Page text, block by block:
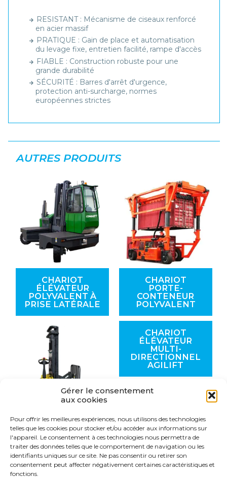
Gérer le consentement
aux cookies
Pour offrir les meilleures expériences, nous utilisons des technologies
telles que les cookies pour stocker et/ou accéder aux informations sur
l'appareil. Le consentement à ces technologies nous permettra de
traiter des données telles que le comportement de navigation ou les
identifiants uniques sur ce site. Ne pas consentir ou retirer son
consentement peut affecter négativement certaines caractéristiques et
fonctions.
RESISTANT : Mécanisme de ciseaux renforcé
en acier massif
PRATIQUE : Gain de place et automatisation
du levage fixe, entretien facilité, rampe d'accès
FIABLE : Construction robuste pour une
grande durabilité
SÉCURITÉ : Barres d'arrêt d'urgence,
protection anti-surcharge, normes
européennes strictes
AUTRES PRODUITS
CHARIOT
ÉLÉVATEUR
POLYVALENT À
PRISE LATÉRALE
CHARIOT
PORTE-
CONTENEUR
POLYVALENT
GERBEUR
QUADRI-
DIRECTIONNEL
RÉTRACTABLE
CHARIOT
ÉLÉVATEUR
MULTI-
DIRECTIONNEL
AGILIFT